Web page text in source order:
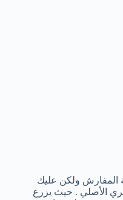
المفارش ولكن عليك
الأصلي . حيث يزرع